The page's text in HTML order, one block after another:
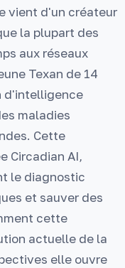
vient d'un créateur
la plupart des
aux réseaux
Texan de 14
d'intelligence
maladies
Cette
Circadian AI,
le diagnostic
et sauver des
cette
actuelle de la
elle ouvre